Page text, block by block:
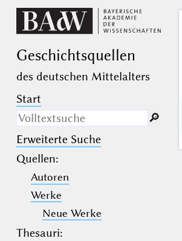
Geschichts­quellen
des deutschen Mittelalters
Start
Nur in Beschreibungs­texten
suchen
(der Unterstrich) ist Platzhalter für
genau ein Zeichen.
(das Prozentzeichen) ist Platzhalter
für kein, ein oder mehr als ein
Zeichen.
🔎︎
Erweiterte Suche
Quellen:
Autoren
Werke
Neue Werke
Thesauri: